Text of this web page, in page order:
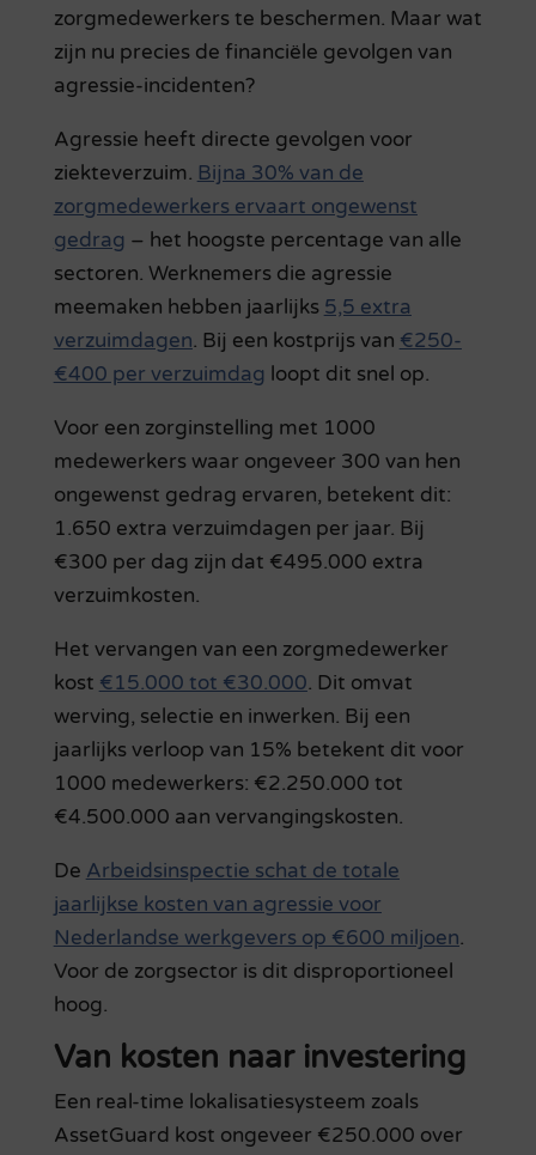
zorgmedewerkers te beschermen. Maar wat
zijn nu precies de financiële gevolgen van
agressie-incidenten?
Agressie heeft directe gevolgen voor
ziekteverzuim. Bijna 30% van de
zorgmedewerkers ervaart ongewenst
gedrag – het hoogste percentage van alle
sectoren. Werknemers die agressie
meemaken hebben jaarlijks 5,5 extra
verzuimdagen. Bij een kostprijs van €250-
€400 per verzuimdag loopt dit snel op.
Voor een zorginstelling met 1000
medewerkers waar ongeveer 300 van hen
ongewenst gedrag ervaren, betekent dit:
1.650 extra verzuimdagen per jaar. Bij
€300 per dag zijn dat €495.000 extra
verzuimkosten.
Het vervangen van een zorgmedewerker
kost €15.000 tot €30.000. Dit omvat
werving, selectie en inwerken. Bij een
jaarlijks verloop van 15% betekent dit voor
1000 medewerkers: €2.250.000 tot
€4.500.000 aan vervangingskosten.
De Arbeidsinspectie schat de totale
jaarlijkse kosten van agressie voor
Nederlandse werkgevers op €600 miljoen.
Voor de zorgsector is dit disproportioneel
hoog.
Van kosten naar investering
Een real-time lokalisatiesysteem zoals
AssetGuard kost ongeveer €250.000 over